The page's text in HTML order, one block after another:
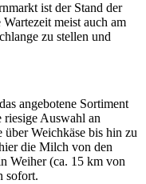
ist der Stand der
meist auch am
zu stellen und
angebotene Sortiment
Auswahl an
über Weichkäse bis hin zu
die Milch von den
Weiher (ca. 15 km von
sofort.